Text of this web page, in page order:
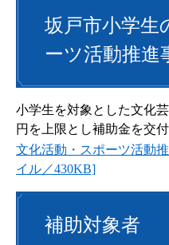
坂戸市小学生
ーツ活動推進
小学生を対象とした文化
円を上限とし補助金を交付
文化活動・スポーツ活動
イル／430KB]
補助対象者